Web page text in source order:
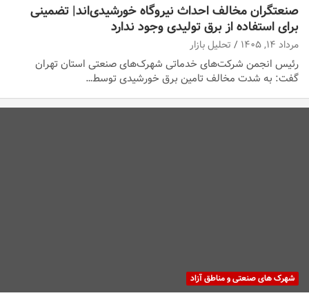
صنعتگران مخالف احداث نیروگاه خورشیدی‌اند| تضمینی
برای استفاده از برق تولیدی وجود ندارد
مرداد ۱۴, ۱۴۰۵ تحلیل بازار
رئیس انجمن شرکت‌های خدماتی شهرک‌های صنعتی استان تهران
گفت: به شدت مخالف تامین برق خورشیدی توسط…
شهرک های صنعتی و مناطق آزاد